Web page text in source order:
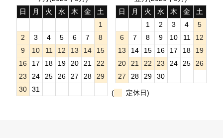
日
月 火 水 木 金
土
1
2
3 4 5 6 7
8
9
10 11 12 13 14
15
16
17 18 19 20 21
22
23
24 25 26 27 28
29
30
31
日
月 火 水 木 金
土
1
2 3 4
5
6
7 8 9 10 11
12
13
14 15 16 17 18
19
20
21 22 23 24 25
26
27
28 29 30
( 定休日)